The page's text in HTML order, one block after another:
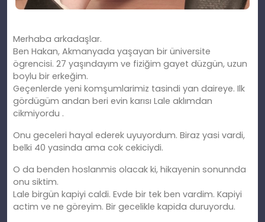
Merhaba arkadaşlar.
Ben Hakan, Akmanyada yaşayan bir üniversite
ögrencisi. 27 yaşındayım ve fiziğim gayet düzgün, uzun
boylu bir erkeğim.
Geçenlerde yeni komşumlarimiz tasindi yan daireye. Ilk
gördügüm andan beri evin karısı Lale aklımdan
cikmiyordu .
Onu geceleri hayal ederek uyuyordum. Biraz yasi vardi,
belki 40 yasinda ama cok cekiciydi.
O da benden hoslanmis olacak ki, hikayenin sonunnda
onu siktim.
Lale birgün kapiyi caldi. Evde bir tek ben vardim. Kapiyi
actim ve ne göreyim. Bir gecelikle kapida duruyordu.